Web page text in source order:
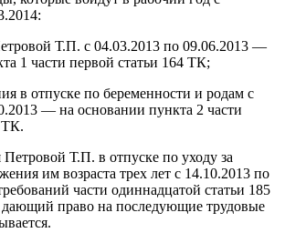
Т.П. с 04.03.2013 по 09.06.2013 —
1 части первой статьи 164 ТК;
в отпуске по беременности и родам с
— на основании пункта 2 части
ТК.
Т.П. в отпуске по уходу за
им возраста трех лет с 14.10.2013 по
части одиннадцатой статьи 185
право на последующие трудовые